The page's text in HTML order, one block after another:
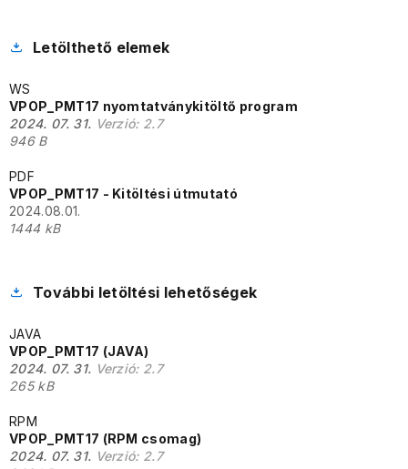
Letölthető elemek
WS
VPOP_PMT17 nyomtatványkitöltő program
2024. 07. 31. Verzió: 2.7
946 B
PDF
VPOP_PMT17 - Kitöltési útmutató
2024.08.01.
1444 kB
További letöltési lehetőségek
JAVA
VPOP_PMT17 (JAVA)
2024. 07. 31. Verzió: 2.7
265 kB
RPM
VPOP_PMT17 (RPM csomag)
2024. 07. 31. Verzió: 2.7